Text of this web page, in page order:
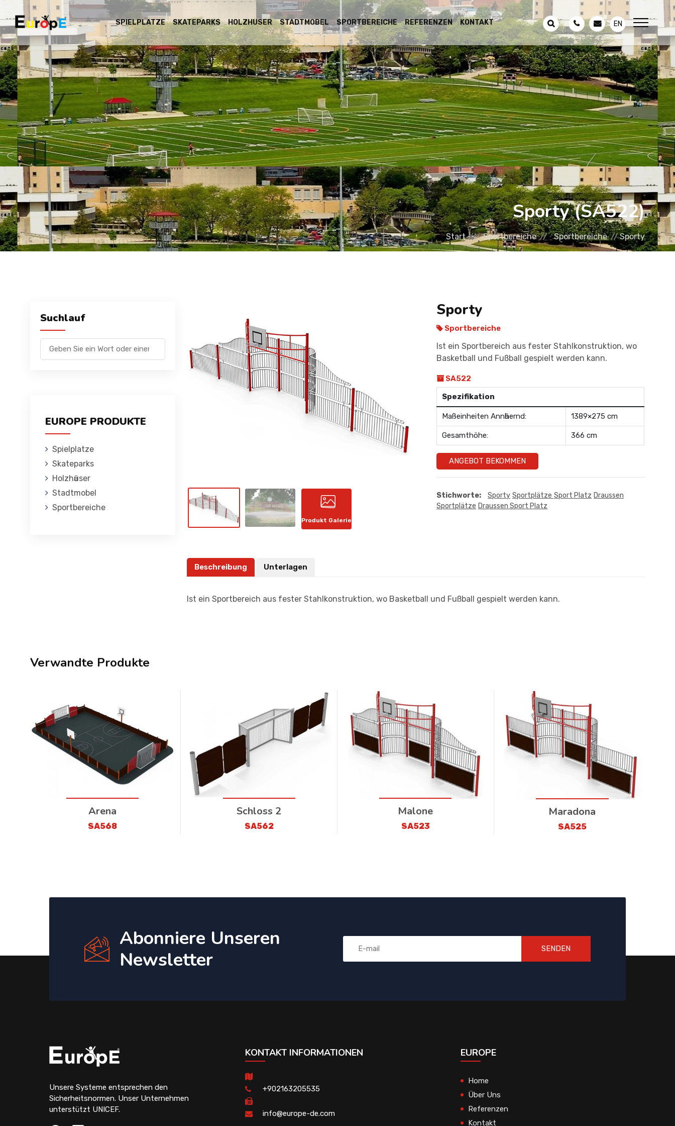
SPIELPLATZE SKATEPARKS HOLZHӒUSER STADTMOBEL SPORTBEREICHE REFERENZEN KONTAKT EN
Sporty (SA522)
Start Sportbereiche Sportbereiche Sporty
Suchlauf
EUROPE PRODUKTE
Spielplatze
Skateparks
Holzhӓuser
Stadtmobel
Sportbereiche
Produkt Galerie
Sporty
Sportbereiche
Ist ein Sportbereich aus fester Stahlkonstruktion, wo
Basketball und Fußball gespielt werden kann.
SA522
Spezifikation
Maßeinheiten Annӓhernd: 1389×275 cm
Gesamthöhe: 366 cm
ANGEBOT BEKOMMEN
Stichworte: Sporty Sportplätze Sport Platz Draussen
Sportplätze Draussen Sport Platz
Beschreibung Unterlagen
Ist ein Sportbereich aus fester Stahlkonstruktion, wo Basketball und Fußball gespielt werden kann.
Verwandte Produkte
Arena
SA568
Schloss 2
SA562
Malone
SA523
Maradona
SA525
Abonniere Unseren
Newsletter
SENDEN
Unsere Systeme entsprechen den
Sicherheitsnormen. Unser Unternehmen
unterstützt UNICEF.
KONTAKT INFORMATIONEN
+902163205535
info@europe-de.com
EUROPE
Home
Über Uns
Referenzen
Kontakt